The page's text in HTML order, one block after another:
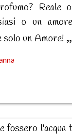
Reale
o un
solo un Amore!
fossero l'acqua